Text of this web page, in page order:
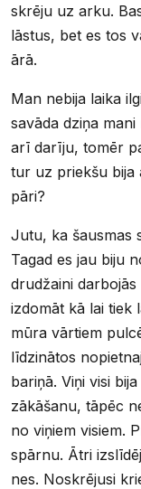
skrēju uz arku.
lāstus, bet es tos
ārā.
Man nebija laika
savāda dziņa
arī darīju, tomēr
tur uz priekšu bija
pāri?
Jutu, ka šausmas
Tagad es jau biju
drudžaini
izdomāt kā lai tiek
mūra vārtiem
līdzinātos
bariņā. Viņi visi
zākāšanu, tāpēc
no viņiem visiem.
spārnu. Ātri
nes. Noskrējusi